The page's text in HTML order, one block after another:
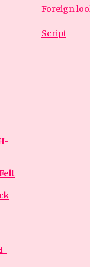
Foreign
Script